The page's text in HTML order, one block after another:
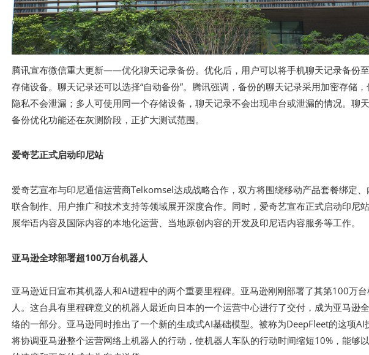
腾讯宣布微信重大更新——优化聊天记录备份。优化后，用户可以将手机聊天记录备份
存储设备。聊天记录还可以选择“自动备份”。腾讯强调，备份的聊天记录采用加密存储
隐私不会泄漏；多人可使用同一个存储设备，聊天记录不会出现串台或泄漏的情况。聊
备份优化功能还在灰测阶段，正扩大测试范围。
爱奇艺正式启动印尼站
爱奇艺宣布与印尼通信运营商Telkomsel达成战略合作，双方将围绕移动产品套餐绑定、
联合制作、用户推广和技术支持等领域展开深度合作。同时，爱奇艺宣布正式启动印尼
展华语内容及国际内容的本地化运营、当地原创内容的开发及印尼语内容服务等工作。
亚马逊全球部署超100万台机器人
亚马逊近日宣布其机器人和AI进程中的两个重要里程碑。亚马逊刚刚部署了其第100万
人。这台具有里程碑意义的机器人最近向日本的一个运营中心进行了交付，成为亚马逊
络的一部分。亚马逊同时推出了一个新的生成式AI基础模型。被称为DeepFleet的这项AI
将协调亚马逊整个运营网络上机器人的行动，使机器人车队的行动时间缩短10%，能够